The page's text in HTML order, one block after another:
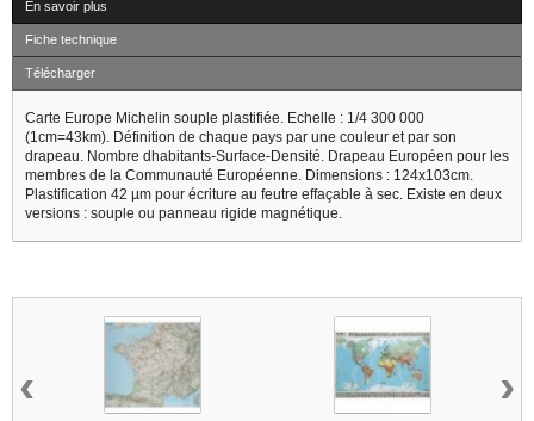
En savoir plus
Fiche technique
Télécharger
Carte Europe Michelin souple plastifiée. Echelle : 1/4 300 000
(1cm=43km). Définition de chaque pays par une couleur et par son
drapeau. Nombre dhabitants-Surface-Densité. Drapeau Européen pour les
membres de la Communauté Européenne. Dimensions : 124x103cm.
Plastification 42 µm pour écriture au feutre effaçable à sec. Existe en deux
versions : souple ou panneau rigide magnétique.
‹ ›